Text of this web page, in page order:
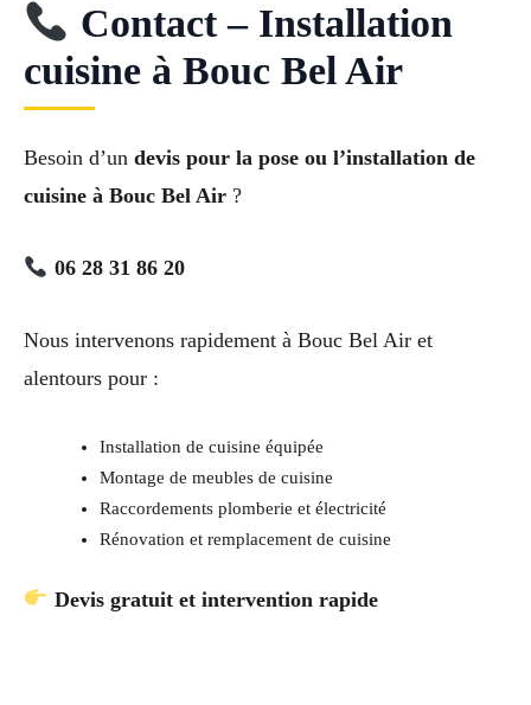
Contact – Installation
cuisine à Bouc Bel Air
Besoin d’un devis pour la pose ou l’installation de
cuisine à Bouc Bel Air ?
06 28 31 86 20
Nous intervenons rapidement à Bouc Bel Air et
alentours pour :
Installation de cuisine équipée
Montage de meubles de cuisine
Raccordements plomberie et électricité
Rénovation et remplacement de cuisine
Devis gratuit et intervention rapide